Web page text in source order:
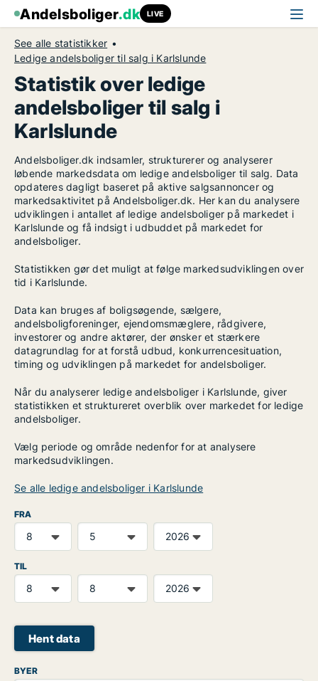
Andelsboliger.dk LIVE
See alle statistikker
Ledige andelsboliger til salg i Karlslunde
Statistik over ledige
andelsboliger til salg i
Karlslunde
Andelsboliger.dk indsamler, strukturerer og analyserer
løbende markedsdata om ledige andelsboliger til salg. Data
opdateres dagligt baseret på aktive salgsannoncer og
markedsaktivitet på Andelsboliger.dk. Her kan du analysere
udviklingen i antallet af ledige andelsboliger på markedet i
Karlslunde og få indsigt i udbuddet på markedet for
andelsboliger.
Statistikken gør det muligt at følge markedsudviklingen over
tid i Karlslunde.
Data kan bruges af boligsøgende, sælgere,
andelsboligforeninger, ejendomsmæglere, rådgivere,
investorer og andre aktører, der ønsker et stærkere
datagrundlag for at forstå udbud, konkurrencesituation,
timing og udviklingen på markedet for andelsboliger.
Når du analyserer ledige andelsboliger i Karlslunde, giver
statistikken et struktureret overblik over markedet for ledige
andelsboliger.
Vælg periode og område nedenfor for at analysere
markedsudviklingen.
Se alle ledige andelsboliger i Karlslunde
FRA
TIL
Hent data
BYER